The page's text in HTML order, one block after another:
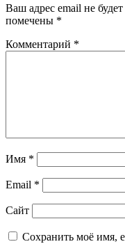
Ваш адрес email не
помечены *
Комментарий *
Имя *
Email *
Сайт
Сохранить моё имя,